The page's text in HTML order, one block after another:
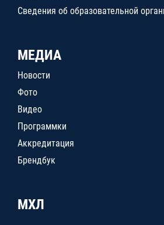
Сведения об образовательной
МЕДИА
Новости
Фото
Видео
Программки
Аккредитация
Брендбук
МХЛ